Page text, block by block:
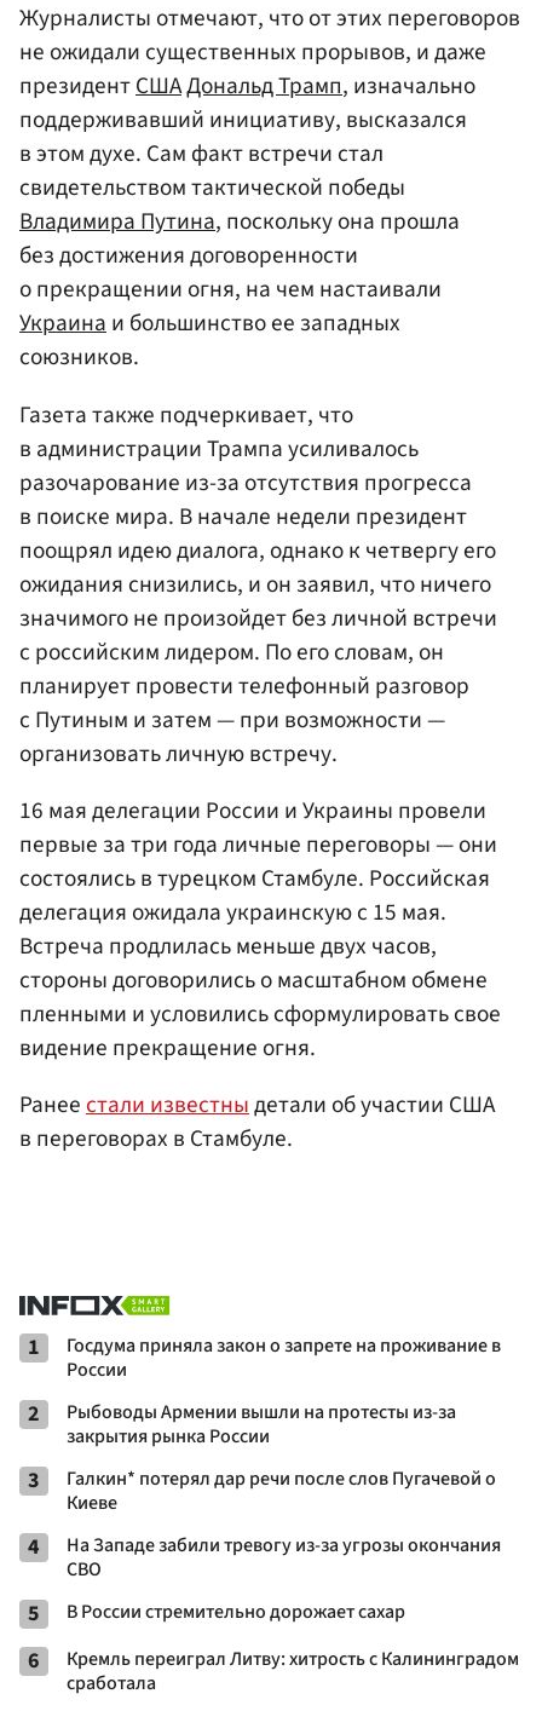
Журналисты отмечают, что от этих переговоров
не ожидали существенных прорывов, и даже
президентСШАДональд Трамп, изначально
поддерживавший инициативу, высказался
в этом духе. Сам факт встречи стал
свидетельством тактической победы
Владимира Путина, поскольку она прошла
без достижения договоренности
о прекращении огня, на чем настаивали
Украинаи большинство ее западных
союзников.
Газета также подчеркивает, что
в администрации Трампа усиливалось
разочарование из-за отсутствия прогресса
в поиске мира. В начале недели президент
поощрял идею диалога, однако к четвергу его
ожидания снизились, и он заявил, что ничего
значимого не произойдет без личной встречи
с российским лидером. По его словам, он
планирует провести телефонный разговор
с Путиным и затем — при возможности —
организовать личную встречу.
16 мая делегации России и Украины провели
первые за три года личные переговоры — они
состоялись в турецком Стамбуле. Российская
делегация ожидала украинскую с 15 мая.
Встреча продлилась меньше двух часов,
стороны договорились о масштабном обмене
пленными и условились сформулировать свое
видение прекращение огня.
Ранеестали известныдетали об участии США
в переговорах в Стамбуле.
1
Госдума приняла закон о запрете на проживание в
России
2
Рыбоводы Армении вышли на протесты из-за
закрытия рынка России
3
Галкин* потерял дар речи после слов Пугачевой о
Киеве
4
На Западе забили тревогу из-за угрозы окончания
СВО
5 В России стремительно дорожает сахар
6
Кремль переиграл Литву: хитрость с Калининградом
сработала